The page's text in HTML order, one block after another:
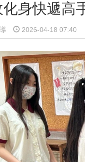
化身快遞
2026-04-18 07:40